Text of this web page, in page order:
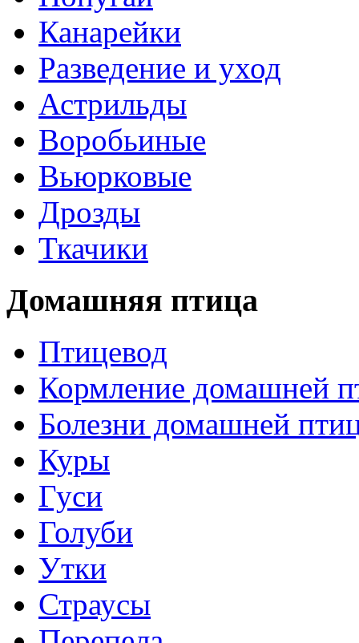
Канарейки
Разведение и уход
Астрильды
Воробьиные
Вьюрковые
Дрозды
Ткачики
Домашняя птица
Птицевод
Кормление домашней
Болезни домашней
Куры
Гуси
Голуби
Утки
Страусы